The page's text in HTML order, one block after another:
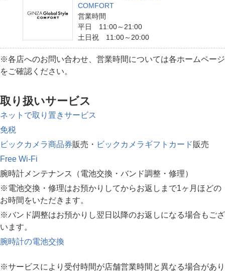
COMFORT
営業時間
平日 11:00～21:00
土日祝 11:00～20:00
※各店へのお問い合わせ、営業時間については各ホームページ
をご確認ください。
取り扱いサービス
ネットで取り置きサービス
免税
ビックカメラ商品券販売・ ビックカメラギフトカード販売
Free Wi-Fi
腕時計メンテナンス（電池交換・バンド調整・修理）
※電池交換・修理はお預かりしてからお返しまで1ヶ月ほどの
お時間をいただきます。
※バンド調整はお預かりし翌日以降のお返しになる場合もござ
います。
腕時計の電池交換
※サービスにより受付時間が店舗営業時間と異なる場合があり